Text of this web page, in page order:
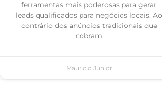
ferramentas mais poderosas para gerar
leads qualificados para negócios locais. Ao
contrário dos anúncios tradicionais que
cobram
Mauricio Junior